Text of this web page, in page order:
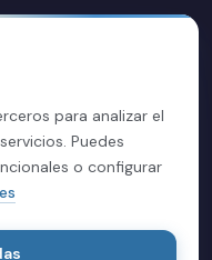
(Alicante)
para analizar el
Puedes
o configurar